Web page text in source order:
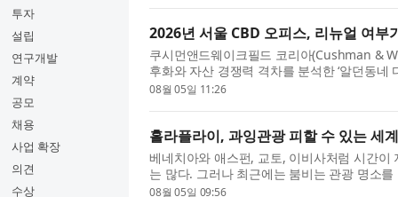
투자
설립
연구개발
계약
공모
채용
사업 확장
의견
수상
2026년 서울 CBD 오피스, 리뉴얼 여부
쿠시먼앤드웨이크필드 코리아(Cushman &
후화와 자산 경쟁력 격차를 분석한 ‘알던동네
다. 이번 보고서는 쿠시먼앤드웨이크필드가
08월 05일 11:26
홀라플라이, 과잉관광 피할 수 있는 세
베네치아와 애스펀, 교토, 이비사처럼 시간
는 많다. 그러나 최근에는 붐비는 관광 명소
있다. 점점 더 많은 여행객이 인파와 긴 대기
08월 05일 09:56